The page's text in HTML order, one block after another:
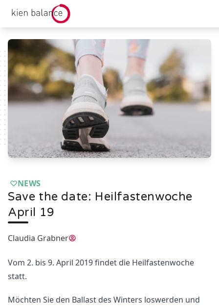
kienbalance Logo
NEWS
Save the date: Heilfastenwoche
April 19
Claudia Grabner
Vom 2. bis 9. April 2019 findet die Heilfastenwoche
statt.
Möchten Sie den Ballast des Winters loswerden und